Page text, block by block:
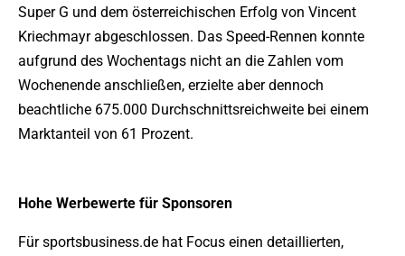
Super G und dem österreichischen Erfolg von Vincent
Kriechmayr abgeschlossen. Das Speed-Rennen konnte
aufgrund des Wochentags nicht an die Zahlen vom
Wochenende anschließen, erzielte aber dennoch
beachtliche 675.000 Durchschnittsreichweite bei einem
Marktanteil von 61 Prozent.
Hohe Werbewerte für Sponsoren
Für sportsbusiness.de hat Focus einen detaillierten,